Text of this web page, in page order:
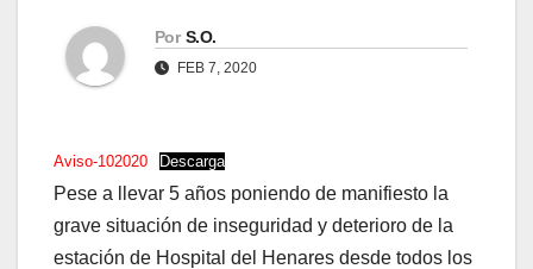
Por S.O.
FEB 7, 2020
Aviso-102020 Descarga
Pese a llevar 5 años poniendo de manifiesto la
grave situación de inseguridad y deterioro de la
estación de Hospital del Henares desde todos los